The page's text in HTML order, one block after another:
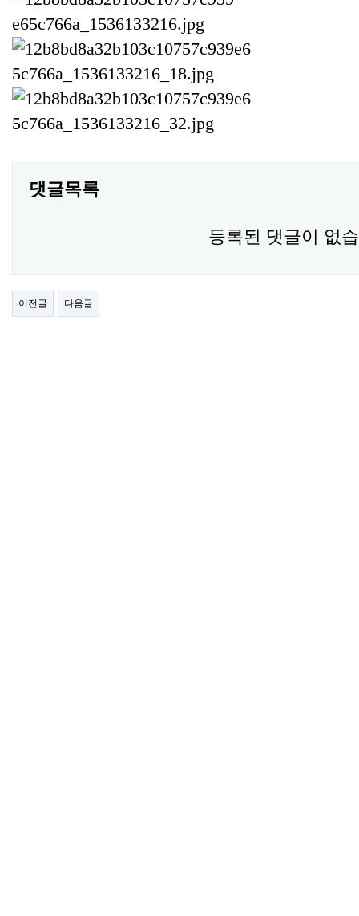
댓글목록
등록된 댓글이 없
이전글 다음글